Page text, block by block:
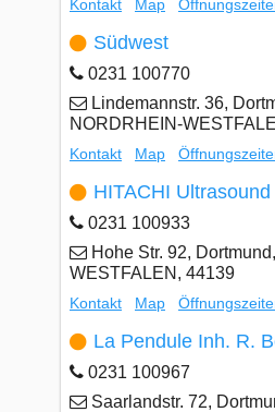
Kontakt Map
Südwest
0231 100770
Lindemannstr. 36,
NORDRHEIN-
Kontakt Map
HITACHI
0231 100933
Hohe Str. 92,
WESTFALEN, 44139
Kontakt Map
La Pendule Inh. R.
0231 100967
Saarlandstr. 72,